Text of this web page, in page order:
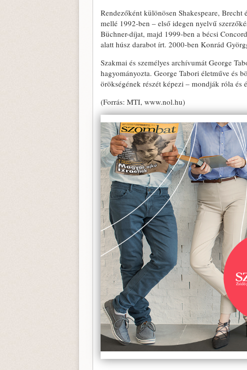
Rendezőként különösen Shakespeare,
mellé 1992-ben – első idegen nyelvű
Büchner-díjat, majd 1999-ben a bécsi
alatt húsz darabot írt. 2000-ben Konrád
Szakmai és személyes archívumát George
hagyományozta. George Tabori életműve és
örökségének részét képezi – mondják róla és
(Forrás: MTI, www.nol.hu)